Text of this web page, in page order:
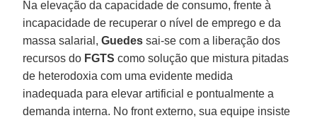
Na elevação da capacidade de consumo, frente à
incapacidade de recuperar o nível de emprego e da
massa salarial,Guedes sai-se com a liberação dos
recursos do FGTS como solução que mistura pitadas
de heterodoxia com uma evidente medida
inadequada para elevar artificial e pontualmente a
demanda interna. No front externo, sua equipe insiste